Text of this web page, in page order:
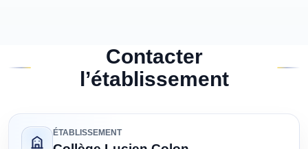
Contacter
l’établissement
ÉTABLISSEMENT